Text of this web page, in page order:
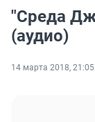
"Среда
(аудио)
14 марта 2018, 21:05